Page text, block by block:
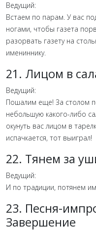
Ведущий:
Встаем по парам. У вас
ногами, чтобы газета
разорвать газету на
имениннику.
21. Лицом в
Ведущий:
Пошалим еще! За столом
небольшую какого-либо
окунуть вас лицом в
испачкается, тот выиграл!
22. Тянем за
Ведущий:
И по традиции, потянем
23. Песня-
Завершение